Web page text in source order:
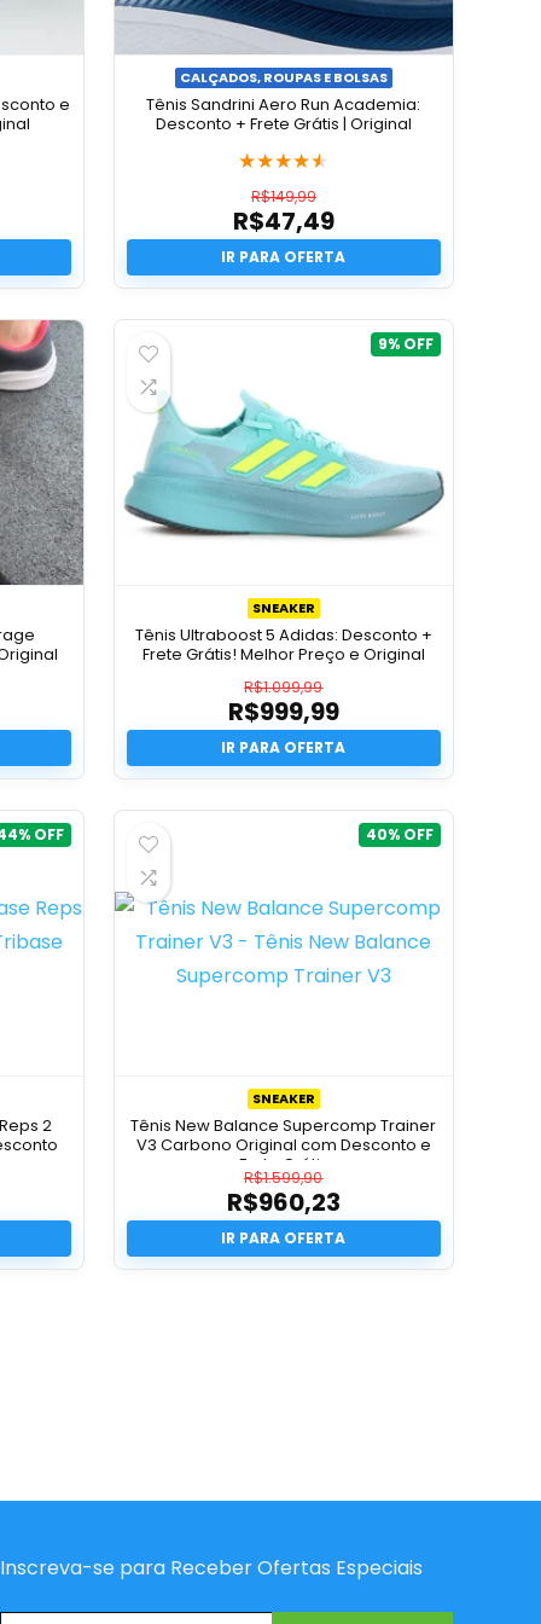
e
CALÇADOS, ROUPAS E BOLSAS
Tênis Sandrini Aero Run Academia:
Desconto + Frete Grátis | Original
★★★★★
R$149,99
O
preço
original
era:
R$149,99.
R$47,49
O
preço
atual
é:
R$47,49.9%
SNEAKER
Tênis Ultraboost 5 Adidas: Desconto +
Frete Grátis! Melhor Preço e Original
R$1.099,99
O
preço
original
era:
R$1.099,99.
R$999,99
O
preço
atual
é:
R$999,99.
2
40%
SNEAKER
Tênis New Balance Supercomp Trainer
V3 Carbono Original com Desconto e
Frete Grátis
R$1.599,90
O
preço
original
era:
R$960,23
O
preço
atual
Inscreva-se para Receber Ofertas Especiais